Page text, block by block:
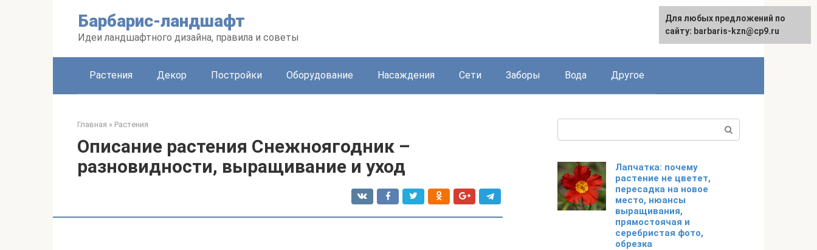
Барбарис-ландшафт
Идеи ландшафтного дизайна, правила и советы
Растения Декор Постройки Оборудование Насаждения Сети Заборы Вода Другое
Главная » Растения
Описание растения Снежноягодник –
разновидности, выращивание и уход
Лапчатка: почему
растение не цветет,
пересадка на новое
место, нюансы
выращивания,
прямостоячая и
серебристая фото,
обрезка
Для любых предложений по
сайту: barbaris-kzn@cp9.ru